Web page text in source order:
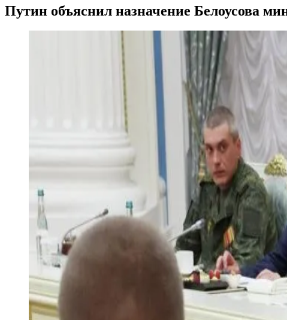
Путин объяснил назначение Белоусова